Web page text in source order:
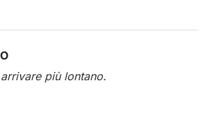
più lontano.